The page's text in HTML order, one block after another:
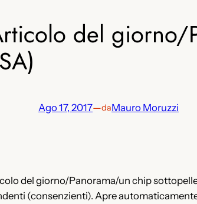
del
Ago 17, 2017—daMauro Moruzzi
del giorno/Panorama/un chip
(consenzienti). Apre